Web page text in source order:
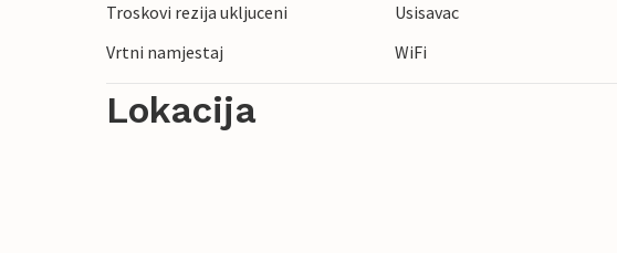
Troskovi rezija ukljuceni
Usisavac
Vrtni namjestaj
WiFi
Lokacija